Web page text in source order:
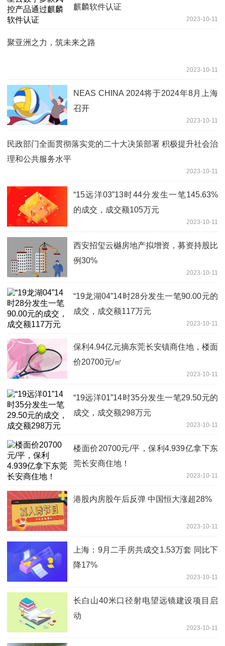
麒麟软件认证
2023-10-11
聚亚洲之力，筑未来之路
2023-10-11
NEAS CHINA 2024将于2024年8月上海
召开
2023-10-11
民政部门全面贯彻落实党的二十大决策部署 积极提升社会治
理和公共服务水平
2023-10-11
“15远洋03”13时44分发生一笔145.63%
的成交，成交额105万元
2023-10-11
西安招玺云樾房地产拟增资，募资持股比
例30%
2023-10-11
“19龙湖04”14时28分发生一笔90.00元的
成交，成交额117万元
2023-10-11
保利4.94亿元摘东莞长安镇商住地，楼面
价20700元/㎡
2023-10-11
“19远洋01”14时35分发生一笔29.50元的
成交，成交额298万元
2023-10-11
楼面价20700元/平，保利4.939亿拿下东
莞长安商住地！
2023-10-11
港股内房股午后反弹 中国恒大涨超28%
2023-10-11
上海：9月二手房共成交1.53万套 同比下
降17%
2023-10-11
长白山40米口径射电望远镜建设项目启
动
2023-10-11